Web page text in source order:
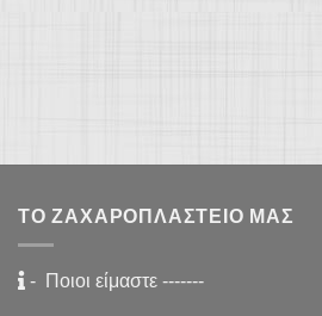
ΤΟ ΖΑΧΑΡΟΠΛΑΣΤΕΊΟ ΜΑΣ
- Ποιοι είμαστε -------